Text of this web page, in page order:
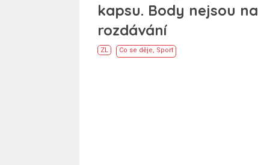
kapsu. Body nejsou na
rozdávání
ZL Co se děje, Sport